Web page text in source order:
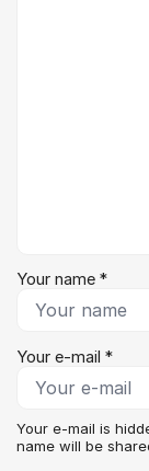
Your name *
Your e-mail *
Your e-mail is
name will be